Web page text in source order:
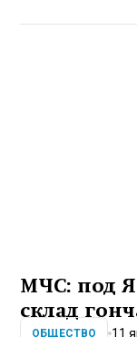
МЧС: под
склад
ОБЩЕСТВО 11